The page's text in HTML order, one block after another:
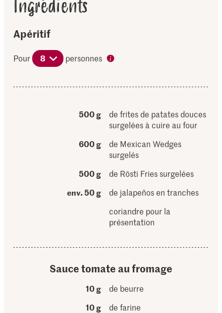
Ingrédients
Apéritif
Pour 8 personnes
500 g
de frites de patates douces
surgelées à cuire au four
600 g
de Mexican Wedges
surgelés
500 g
de Rösti Fries surgelées
env. 50 g
de jalapeños en tranches
coriandre pour la
présentation
Sauce tomate au fromage
10 g
de beurre
10 g
de farine